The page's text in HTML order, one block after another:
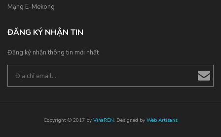
Mạng E-Mekong
ĐĂNG KÝ NHẬN TIN
Đăng ký nhận thông tin mới nhất
Copyright © 2017 by VinaREN. Designed by Web Artisans